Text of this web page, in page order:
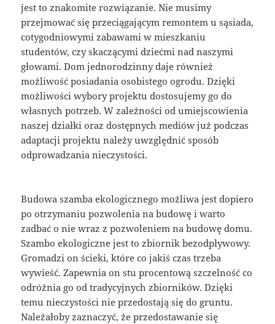
jest to znakomite rozwiązanie. Nie musimy
przejmować się przeciągającym remontem u sąsiada,
cotygodniowymi zabawami w mieszkaniu
studentów, czy skaczącymi dziećmi nad naszymi
głowami. Dom jednorodzinny daje również
możliwość posiadania osobistego ogrodu. Dzięki
możliwości wybory projektu dostosujemy go do
własnych potrzeb. W zależności od umiejscowienia
naszej działki oraz dostępnych mediów już podczas
adaptacji projektu należy uwzględnić sposób
odprowadzania nieczystości.
Budowa szamba ekologicznego możliwa jest dopiero
po otrzymaniu pozwolenia na budowę i warto
zadbać o nie wraz z pozwoleniem na budowę domu.
Szambo ekologiczne jest to zbiornik bezodpływowy.
Gromadzi on ścieki, które co jakiś czas trzeba
wywieść. Zapewnia on stu procentową szczelność co
odróżnia go od tradycyjnych zbiorników. Dzięki
temu nieczystości nie przedostają się do gruntu.
Należałoby zaznaczyć, że przedostawanie się